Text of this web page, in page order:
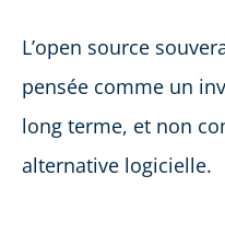
L’open source
pensée comme un
long terme, et non
alternative logicielle.